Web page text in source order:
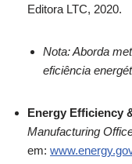
Editora LTC, 2020.
Nota: Aborda
eficiência
Energy Efficiency
Manufacturing
em: